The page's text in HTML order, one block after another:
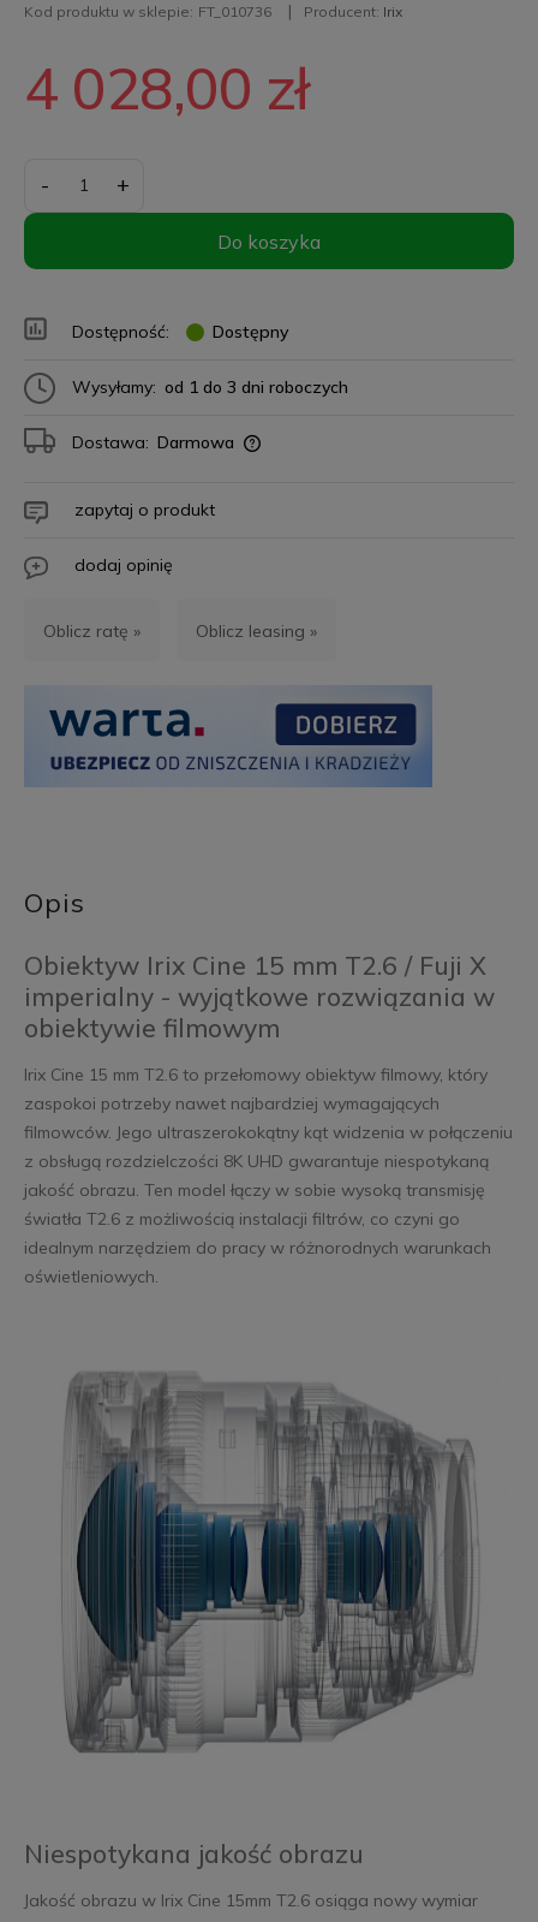
Kod produktu w sklepie: FT_010736 Producent: Irix
4 028,00 zł
- +
Do koszyka
Dostępność: Dostępny
Wysyłamy: od 1 do 3 dni roboczych
Dostawa: Darmowa
zapytaj o produkt
dodaj opinię
Oblicz ratę » Oblicz leasing »
Opis
Obiektyw Irix Cine 15 mm T2.6 / Fuji X
imperialny - wyjątkowe rozwiązania w
obiektywie filmowym
Irix Cine 15 mm T2.6 to przełomowy obiektyw filmowy, który
zaspokoi potrzeby nawet najbardziej wymagających
filmowców. Jego ultraszerokokątny kąt widzenia w połączeniu
z obsługą rozdzielczości 8K UHD gwarantuje niespotykaną
jakość obrazu. Ten model łączy w sobie wysoką transmisję
światła T2.6 z możliwością instalacji filtrów, co czyni go
idealnym narzędziem do pracy w różnorodnych warunkach
oświetleniowych.
Niespotykana jakość obrazu
Jakość obrazu w Irix Cine 15mm T2.6 osiąga nowy wymiar